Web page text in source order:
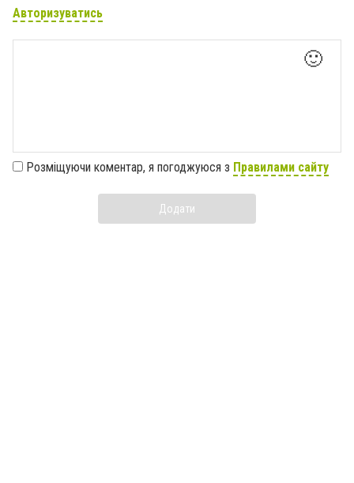
Авторизуватись
🙂
Розміщуючи коментар, я погоджуюся з Правилами сайту
Додати